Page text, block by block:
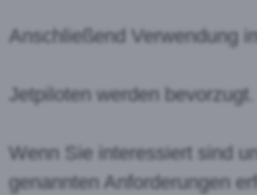
Anschließend Verwendung
Jetpiloten werden bevorzugt.
Wenn Sie interessiert sind
genannten Anforderungen